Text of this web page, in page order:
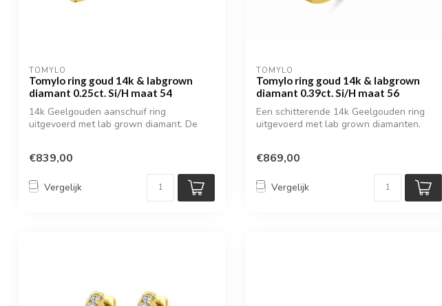
TOMYLO
Tomylo ring goud 14k & labgrown
diamant 0.25ct. Si/H maat 54
14k Geelgouden aanschuif ring
uitgevoerd met lab grown diamant. De
€839,00
Vergelijk
TOMYLO
Tomylo ring goud 14k & labgrown
diamant 0.39ct. Si/H maat 56
Een schitterende 14k Geelgouden ring
uitgevoerd met lab grown diamanten.
€869,00
Vergelijk